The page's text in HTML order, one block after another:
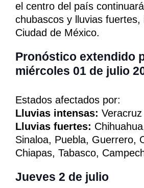
el centro del país
chubascos y lluvias fuertes,
Ciudad de México.
Pronóstico extendido
miércoles 01 de julio
Estados afectados por:
Lluvias intensas: Veracruz
Lluvias fuertes:
Sinaloa, Puebla, Guerrero,
Chiapas, Tabasco,
Jueves 2 de julio